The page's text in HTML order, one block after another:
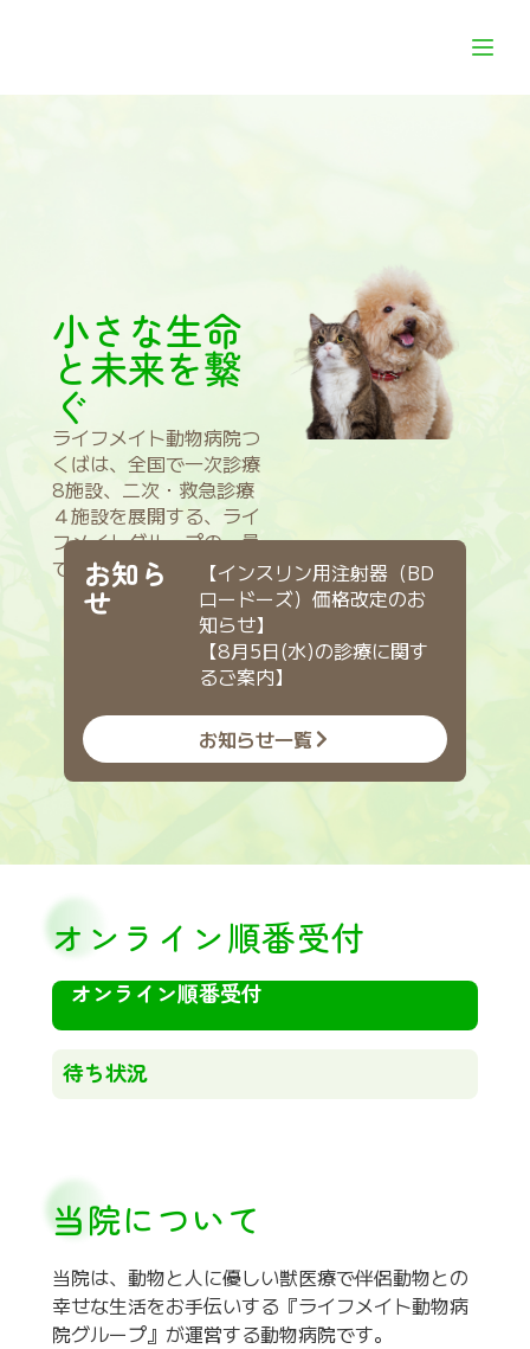
小さな生命
と未来を繋
ぐ
ライフメイト動物病院つ
くばは、全国で一次診療
8施設、二次・救急診療
４施設を展開する、ライ
フメイトグループの一員
です。お知ら
せ
【インスリン用注射器（BD
ロードーズ）価格改定のお
知らせ】
【8月5日(水)の診療に関す
るご案内】
お知らせ一覧
オンライン順番受付
オンライン順番受付
待ち状況
当院について
当院は、動物と人に優しい獣医療で伴侶動物との
幸せな生活をお手伝いする『ライフメイト動物病
院グループ』が運営する動物病院です。